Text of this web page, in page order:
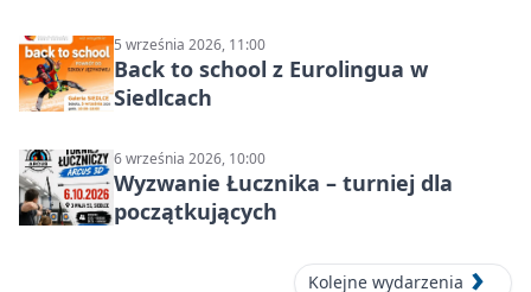
5 września 2026, 11:00
Back to school z Eurolingua w
Siedlcach
6 września 2026, 10:00
Wyzwanie Łucznika – turniej dla
początkujących
Kolejne wydarzenia